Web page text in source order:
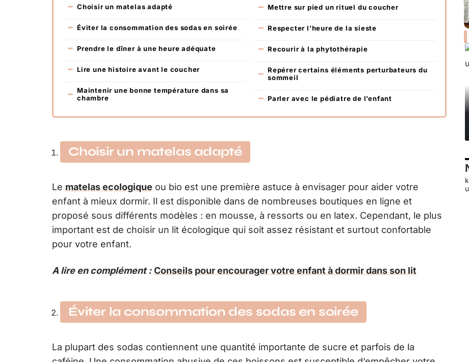
Choisir un matelas adapté
Éviter la consommation des sodas en soirée
Prendre le dîner à une heure adéquate
Lire une histoire avant le coucher
Maintenir une bonne température dans sa
chambre
Mettre sur pied un rituel du coucher
Respecter l’heure de la sieste
Recourir à la phytothérapie
Repérer certains éléments perturbateurs du
sommeil
Parler avec le pédiatre de l’enfant
Choisir un matelas adapté
Le matelas ecologique ou bio est une première astuce à envisager pour aider votre
enfant à mieux dormir. Il est disponible dans de nombreuses boutiques en ligne et
proposé sous différents modèles : en mousse, à ressorts ou en latex. Cependant, le plus
important est de choisir un lit écologique qui soit assez résistant et surtout confortable
pour votre enfant.
A lire en complément : Conseils pour encourager votre enfant à dormir dans son lit
Éviter la consommation des sodas en soirée
La plupart des sodas contiennent une quantité importante de sucre et parfois de la